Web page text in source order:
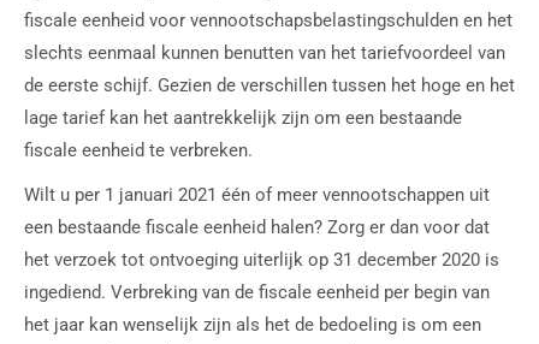
fiscale eenheid voor vennootschapsbelastingschulden en het
slechts eenmaal kunnen benutten van het tariefvoordeel van
de eerste schijf. Gezien de verschillen tussen het hoge en het
lage tarief kan het aantrekkelijk zijn om een bestaande
fiscale eenheid te verbreken.
Wilt u per 1 januari 2021 één of meer vennootschappen uit
een bestaande fiscale eenheid halen? Zorg er dan voor dat
het verzoek tot ontvoeging uiterlijk op 31 december 2020 is
ingediend. Verbreking van de fiscale eenheid per begin van
het jaar kan wenselijk zijn als het de bedoeling is om een